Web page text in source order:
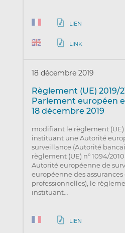
LIEN
LINK
18 décembre 2019
Règlement (UE) 2019/
Parlement européen
18 décembre 2019
modifiant le règlement (UE)
instituant une Autorité
surveillance (Autorité
règlement (UE) n° 1094/
Autorité européenne de
européenne des
professionnelles), le
instituant…
LIEN